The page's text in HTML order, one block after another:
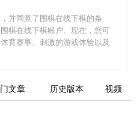
并同意了围棋在线下棋的条
棋在线下棋账户。现在，您可
育赛事、刺激的游戏体验以及
文章 历史版本 视频